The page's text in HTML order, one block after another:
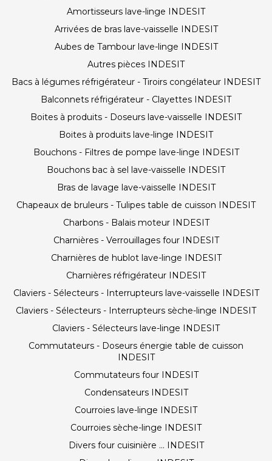
Amortisseurs lave-linge INDESIT
Arrivées de bras lave-vaisselle INDESIT
Aubes de Tambour lave-linge INDESIT
Autres pièces INDESIT
Bacs à légumes réfrigérateur - Tiroirs congélateur INDESIT
Balconnets réfrigérateur - Clayettes INDESIT
Boites à produits - Doseurs lave-vaisselle INDESIT
Boites à produits lave-linge INDESIT
Bouchons - Filtres de pompe lave-linge INDESIT
Bouchons bac à sel lave-vaisselle INDESIT
Bras de lavage lave-vaisselle INDESIT
Chapeaux de bruleurs - Tulipes table de cuisson INDESIT
Charbons - Balais moteur INDESIT
Charnières - Verrouillages four INDESIT
Charnières de hublot lave-linge INDESIT
Charnières réfrigérateur INDESIT
Claviers - Sélecteurs - Interrupteurs lave-vaisselle INDESIT
Claviers - Sélecteurs - Interrupteurs sèche-linge INDESIT
Claviers - Sélecteurs lave-linge INDESIT
Commutateurs - Doseurs énergie table de cuisson
INDESIT
Commutateurs four INDESIT
Condensateurs INDESIT
Courroies lave-linge INDESIT
Courroies sèche-linge INDESIT
Divers four cuisinière ... INDESIT